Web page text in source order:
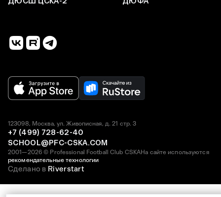
2001—2026 © Professional Football Club CSKAНа сайте используются
рекомендательные технологии
123098, Москва, ул. Живописная, д. 21 стр. 3
+7 (499) 728-62-40
SCHOOL@PFC-CSKA.COM
Сделано в Riverstart